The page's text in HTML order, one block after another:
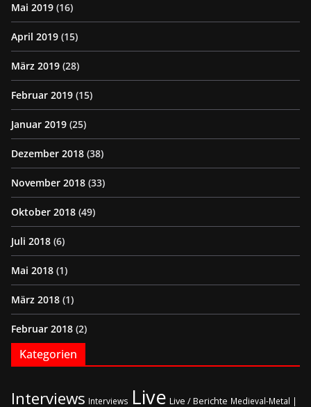
Mai 2019 (16)
April 2019 (15)
März 2019 (28)
Februar 2019 (15)
Januar 2019 (25)
Dezember 2018 (38)
November 2018 (33)
Oktober 2018 (49)
Juli 2018 (6)
Mai 2018 (1)
März 2018 (1)
Februar 2018 (2)
Kategorien
Interviews Interviews Live Live / Berichte Medieval-Metal |